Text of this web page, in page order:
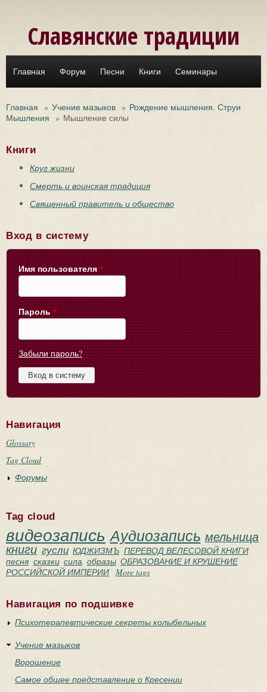
Славянские традиции
Главная Форум Песни Книги Семинары
Главная » Учение мазыков » Рождение мышления. Струи
Мышления » Мышление силы
Книги
Круг жизни
Смерть и воинская традиция
Священный правитель и общество
Вход в систему
Имя пользователя *
Пароль *
Забыли пароль?
Навигация
Glossary
Tag Cloud
Форумы
Tag cloud
видеозапись Аудиозапись мельница
книги гусли ЮДЖИЗМЪ ПЕРЕВОД ВЕЛЕСОВОЙ КНИГИ
песня сказки сила образы ОБРАЗОВАНИЕ И КРУШЕНИЕ
РОССИЙСКОЙ ИМПЕРИИ
More tags
Навигация по подшивке
Психотерапевтические секреты колыбельных
Учение мазыков
Ворошение
Самое общее представление о Кресении